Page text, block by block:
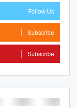
Follow Us
Subscribe
Subscribe